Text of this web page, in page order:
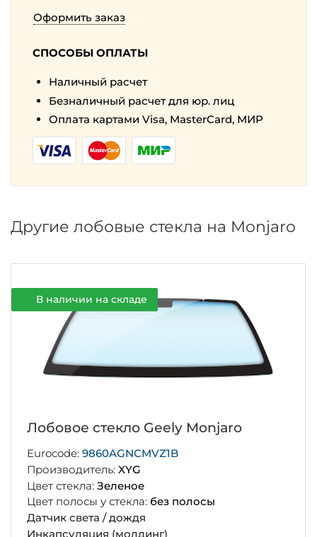
Оформить заказ
СПОСОБЫ ОПЛАТЫ
Наличный расчет
Безналичный расчет для юр. лиц
Оплата картами Visa, MasterCard, МИР
Другие лобовые стекла на Monjaro
В наличии на складе
Лобовое стекло Geely Monjaro
Eurocode:9860AGNCMVZ1B
Производитель:XYG
Цвет стекла:Зеленое
Цвет полосы у стекла: без полосы
Датчик света / дождя
Инкапсуляция (молдинг)